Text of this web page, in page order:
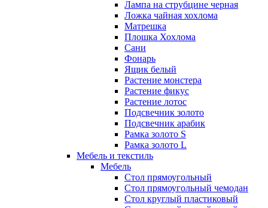
Лампа на струбцине черная
Ложка чайная хохлома
Матрешка
Плошка Хохлома
Сани
Фонарь
Ящик белый
Растение монстера
Растение фикус
Растение лотос
Подсвечник золото
Подсвечник арабик
Рамка золото S
Рамка золото L
Мебель и текстиль
Мебель
Стол прямоугольный
Стол прямоугольный чемодан
Стол круглый пластиковый